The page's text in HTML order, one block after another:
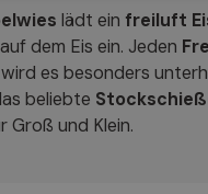
lädt ein freiluft
dem Eis ein. Jeden
wird es besonders
beliebte
Groß und Klein.